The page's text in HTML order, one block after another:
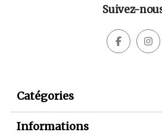
Suivez-
 
Catégories
Informations